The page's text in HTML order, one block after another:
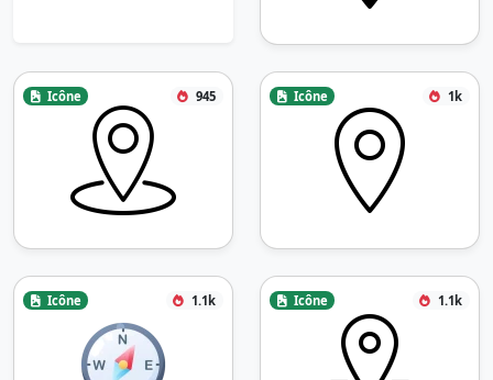
Icône 945 Icône 1k
Icône 1.1k Icône 1.1k